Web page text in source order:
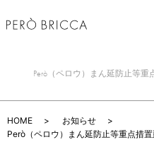
Però（ペロウ）まん延防止等
HOME
お知らせ
Però（ペロウ）まん延防止等重点措